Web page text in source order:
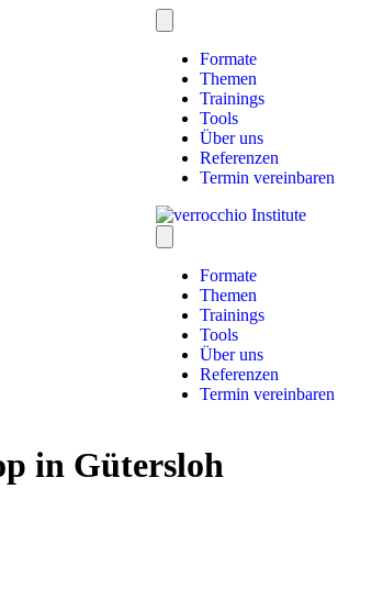
Formate
Themen
Trainings
Tools
Über uns
Referenzen
Termin vereinbaren
Formate
Themen
Trainings
Tools
Über uns
Referenzen
Termin vereinbaren
in Gütersloh